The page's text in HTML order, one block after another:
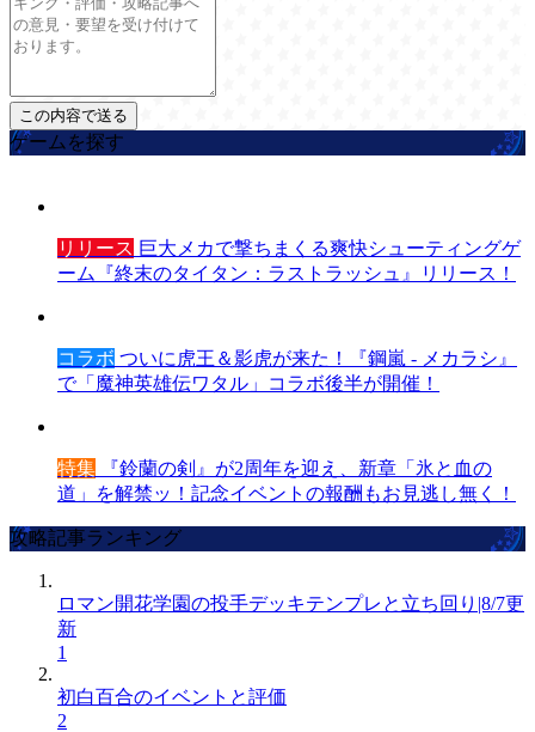
ゲームを探す
リリース 巨大メカで撃ちまくる爽快シューティングゲ
ーム『終末のタイタン：ラストラッシュ』リリース！
コラボ ついに虎王＆影虎が来た！『鋼嵐 - メカラシ』
で「魔神英雄伝ワタル」コラボ後半が開催！
特集 『鈴蘭の剣』が2周年を迎え、新章「氷と血の
道」を解禁ッ！記念イベントの報酬もお見逃し無く！
攻略記事ランキング
ロマン開花学園の投手デッキテンプレと立ち回り|8/7更
新
1
初白百合のイベントと評価
2